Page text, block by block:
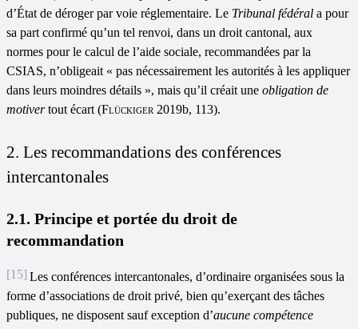
d’État de déroger par voie réglementaire. Le Tribunal fédéral a pour
sa part confirmé qu’un tel renvoi, dans un droit cantonal, aux
normes pour le calcul de l’aide sociale, recommandées par la
CSIAS, n’obligeait « pas nécessairement les autorités à les appliquer
dans leurs moindres détails », mais qu’il créait une obligation de
motivertout écart (Flückiger 2019b, 113).
2. Les recommandations des conférences
intercantonales
2.1. Principe et portée du droit de
recommandation
[15] Les conférences intercantonales, d’ordinaire organisées sous la
forme d’associations de droit privé, bien qu’exerçant des tâches
publiques, ne disposent sauf exception d’aucune compétence